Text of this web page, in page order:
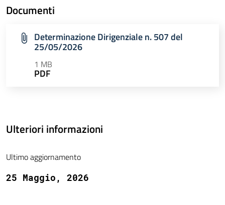
Documenti
Determinazione Dirigenziale n. 507 del
25/05/2026
1 MB
PDF
Ulteriori informazioni
Ultimo aggiornamento
25 Maggio, 2026